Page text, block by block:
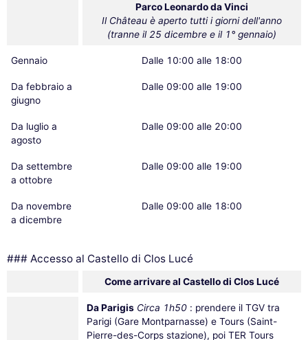
Parco Leonardo da Vinci
Il Château è aperto tutti i giorni dell'anno
(tranne il 25 dicembre e il 1° gennaio)
Gennaio Dalle 10:00 alle 18:00
Da febbraio a
giugno
Dalle 09:00 alle 19:00
Da luglio a
agosto
Dalle 09:00 alle 20:00
Da settembre
a ottobre
Dalle 09:00 alle 19:00
Da novembre
a dicembre
Dalle 09:00 alle 18:00
### Accesso al Castello di Clos Lucé
Come arrivare al Castello di Clos Lucé
Da Parigis Circa 1h50 : prendere il TGV tra
Parigi (Gare Montparnasse) e Tours (Saint-
Pierre-des-Corps stazione), poi TER Tours